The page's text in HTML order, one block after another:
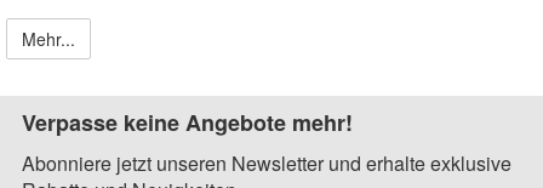
Mehr...
Verpasse keine Angebote mehr!
Abonniere jetzt unseren Newsletter und erhalte exklusive